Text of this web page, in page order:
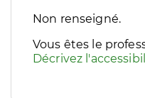
Filtres
Sélectionnez un ou
Non renseigné.
Vous êtes le
Décrivez